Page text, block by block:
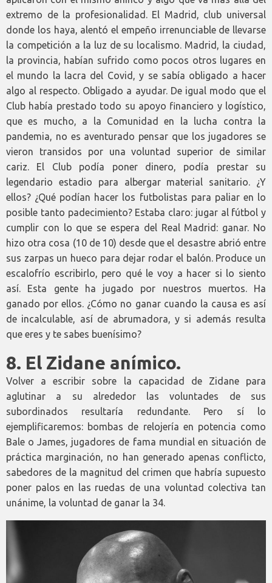
extremo de la profesionalidad. El Madrid, club universal
donde los haya, alentó el empeño irrenunciable de llevarse
la competición a la luz de su localismo. Madrid, la ciudad,
la provincia, habían sufrido como pocos otros lugares en
el mundo la lacra del Covid, y se sabía obligado a hacer
algo al respecto. Obligado a ayudar. De igual modo que el
Club había prestado todo su apoyo financiero y logístico,
que es mucho, a la Comunidad en la lucha contra la
pandemia, no es aventurado pensar que los jugadores se
vieron transidos por una voluntad superior de similar
cariz. El Club podía poner dinero, podía prestar su
legendario estadio para albergar material sanitario. ¿Y
ellos? ¿Qué podían hacer los futbolistas para paliar en lo
posible tanto padecimiento? Estaba claro: jugar al fútbol y
cumplir con lo que se espera del Real Madrid: ganar. No
hizo otra cosa (10 de 10) desde que el desastre abrió entre
sus zarpas un hueco para dejar rodar el balón. Produce un
escalofrío escribirlo, pero qué le voy a hacer si lo siento
así. Esta gente ha jugado por nuestros muertos. Ha
ganado por ellos. ¿Cómo no ganar cuando la causa es así
de incalculable, así de abrumadora, y si además resulta
que eres y te sabes buenísimo?
8. El Zidane anímico.
Volver a escribir sobre la capacidad de Zidane para
aglutinar a su alrededor las voluntades de sus
subordinados resultaría redundante. Pero sí lo
ejemplificaremos: bombas de relojería en potencia como
Bale o James, jugadores de fama mundial en situación de
práctica marginación, no han generado apenas conflicto,
sabedores de la magnitud del crimen que habría supuesto
poner palos en las ruedas de una voluntad colectiva tan
unánime, la voluntad de ganar la 34.